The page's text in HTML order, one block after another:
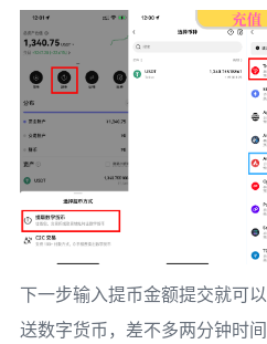
下一步输入提币金额提交就可
送数字货币，差不多两分钟时